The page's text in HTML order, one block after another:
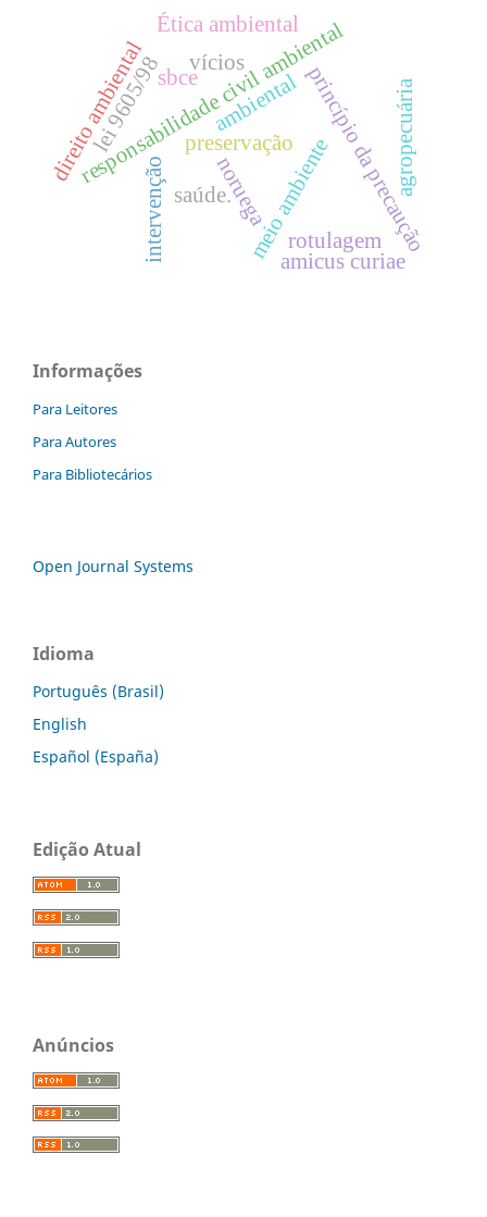
ambiental
noruega
responsabilidade civil ambiental
meio ambienteprincípio da precaução
saúde.
intervenção
preservação
direito ambiental
Ética ambiental
amicus curiae
agropecuária
sbce
lei 9605/98 vícios
rotulagem
Informações
Para Leitores
Para Autores
Para Bibliotecários
Open Journal Systems
Idioma
Português (Brasil)
English
Español (España)
Edição Atual
Anúncios